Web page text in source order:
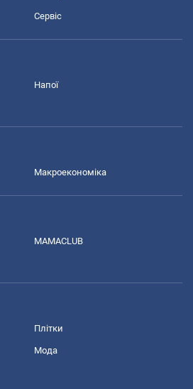
Сервіс
Напої
Макроекономіка
MAMACLUB
Плітки
Мода